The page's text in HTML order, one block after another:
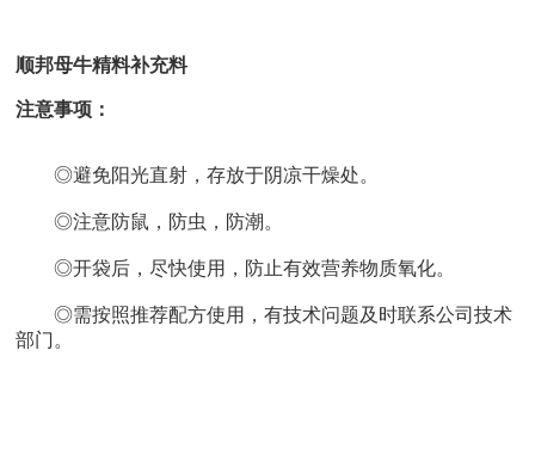
顺邦母牛精料补充料
注意事项：
◎避免阳光直射，存放于阴凉干燥处。
◎注意防鼠，防虫，防潮。
◎开袋后，尽快使用，防止有效营养物质氧化。
◎需按照推荐配方使用，有技术问题及时联系公司技术
部门。